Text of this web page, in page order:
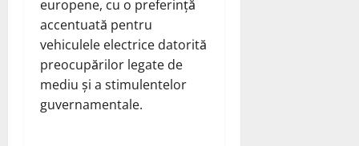
europene, cu o preferință
accentuată pentru
vehiculele electrice datorită
preocupărilor legate de
mediu și a stimulentelor
guvernamentale.